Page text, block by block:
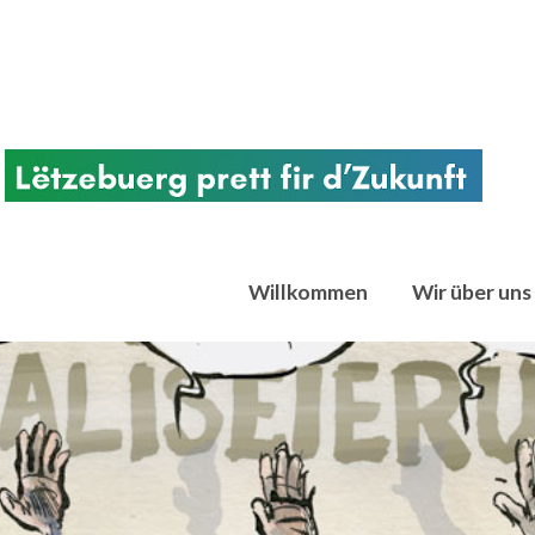
Bereich im Kampf gegen den Klimawandel gemeinsam handeln müssen.
Willkommen Wir über uns